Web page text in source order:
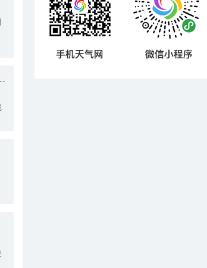
围桑拿天持续局地可超38℃